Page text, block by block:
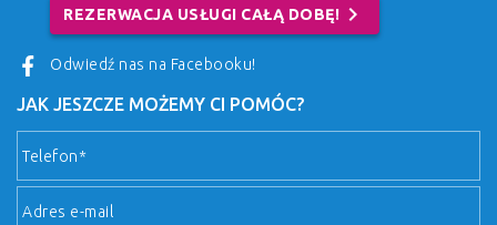
REZERWACJA USŁUGI CAŁĄ DOBĘ! chevron_right
Odwiedź nas na Facebooku!
JAK JESZCZE MOŻEMY CI POMÓC?